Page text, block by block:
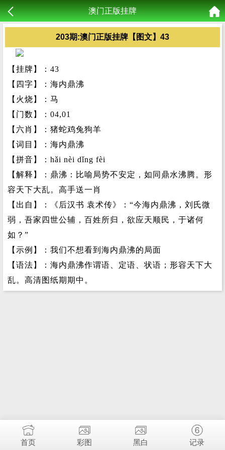
澳门正版挂牌
203期:澳门正版挂牌【图文】43
【挂牌】：43
【四字】：海内鼎沸
【火烧】：马
【门数】：04,01
【六肖】：猪蛇鸡兔狗羊
【词目】：海内鼎沸
【拼音】：hǎi nèi dǐng fèi
【解释】：鼎沸：比喻局势不安定，如同鼎水沸腾。形
容天下大乱。高手送一肖
【出自】：《后汉书 袁术传》：“今海内鼎沸，刘氏微
弱，吾家四世公辅，百姓所归，欲应天顺民，于诸何
如？”
【示例】：我们不想看到海内鼎沸的局面
【语法】：海内鼎沸作谓语、定语、状语；形容天下大
乱。高清图纸期期中。
首页 彩图 黑白 记录